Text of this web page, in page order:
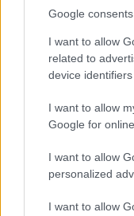
Google consents
I want to allow
related to
device identifiers
I want to allow
Google for
I want to allow
personalized
I want to allow
Πήλιος: «Έχω ακόμα
09/08/2026 | 12:52:39
ΠΟΔΟΣΦΑΙΡΟ ΑΕΚ